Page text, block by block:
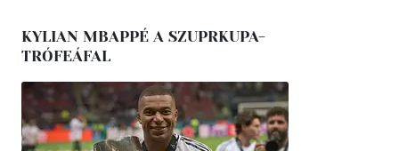
KYLIAN MBAPPÉ A SZUPRKUPA-
TRÓFEÁFAL